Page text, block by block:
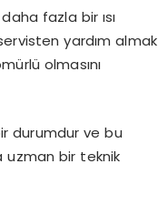
fazla bir ısı
yardım almak
olmasını
durumdur ve bu
uzman bir teknik